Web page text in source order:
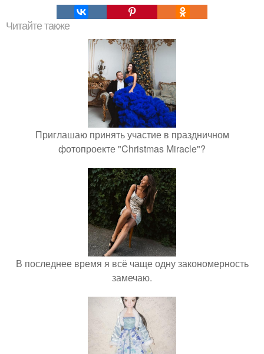
Читайте также
Приглашаю принять участие в праздничном
фотопроекте "Christmas Miracle"?
В последнее время я всё чаще одну закономерность
замечаю.